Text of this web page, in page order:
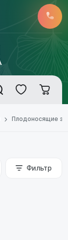
Плодоносящие
Фильтр